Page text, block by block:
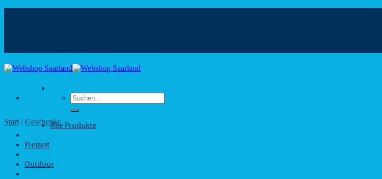
Suchen
nach:
Alle Produkte
Freizeit
Outdoor
Start / Geschenke